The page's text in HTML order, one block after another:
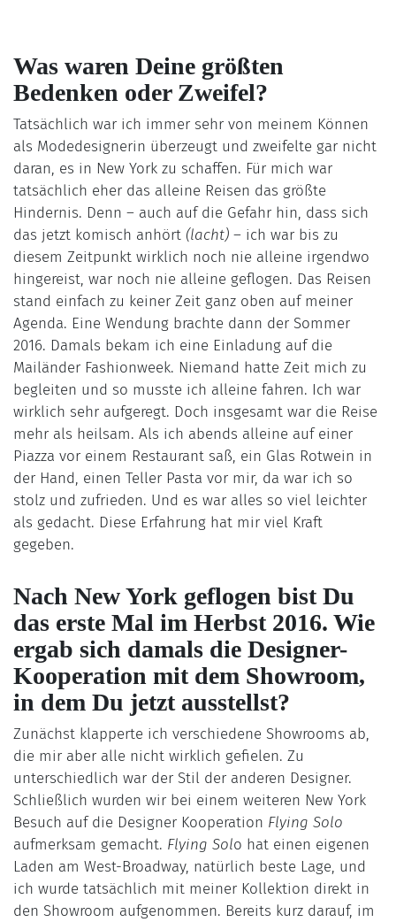
Was waren Deine größten
Bedenken oder Zweifel?
Tatsächlich war ich immer sehr von meinem Können
als Modedesignerin überzeugt und zweifelte gar nicht
daran, es in New York zu schaffen. Für mich war
tatsächlich eher das alleine Reisen das größte
Hindernis. Denn – auch auf die Gefahr hin, dass sich
das jetzt komisch anhört (lacht) – ich war bis zu
diesem Zeitpunkt wirklich noch nie alleine irgendwo
hingereist, war noch nie alleine geflogen. Das Reisen
stand einfach zu keiner Zeit ganz oben auf meiner
Agenda. Eine Wendung brachte dann der Sommer
2016. Damals bekam ich eine Einladung auf die
Mailänder Fashionweek. Niemand hatte Zeit mich zu
begleiten und so musste ich alleine fahren. Ich war
wirklich sehr aufgeregt. Doch insgesamt war die Reise
mehr als heilsam. Als ich abends alleine auf einer
Piazza vor einem Restaurant saß, ein Glas Rotwein in
der Hand, einen Teller Pasta vor mir, da war ich so
stolz und zufrieden. Und es war alles so viel leichter
als gedacht. Diese Erfahrung hat mir viel Kraft
gegeben.
Nach New York geflogen bist Du
das erste Mal im Herbst 2016. Wie
ergab sich damals die Designer-
Kooperation mit dem Showroom,
in dem Du jetzt ausstellst?
Zunächst klapperte ich verschiedene Showrooms ab,
die mir aber alle nicht wirklich gefielen. Zu
unterschiedlich war der Stil der anderen Designer.
Schließlich wurden wir bei einem weiteren New York
Besuch auf die Designer Kooperation Flying Solo
aufmerksam gemacht. Flying Solo hat einen eigenen
Laden am West-Broadway, natürlich beste Lage, und
ich wurde tatsächlich mit meiner Kollektion direkt in
den Showroom aufgenommen. Bereits kurz darauf, im